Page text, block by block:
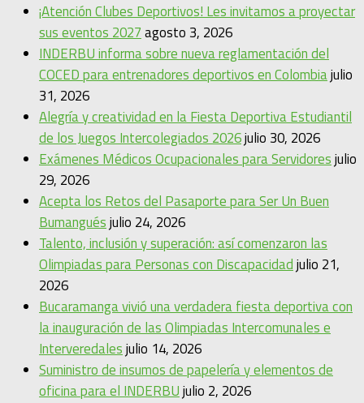
¡Atención Clubes Deportivos! Les invitamos a proyectar
sus eventos 2027agosto 3, 2026
INDERBU informa sobre nueva reglamentación del
COCED para entrenadores deportivos en Colombiajulio
31, 2026
Alegría y creatividad en la Fiesta Deportiva Estudiantil
de los Juegos Intercolegiados 2026julio 30, 2026
Exámenes Médicos Ocupacionales para Servidoresjulio
29, 2026
Acepta los Retos del Pasaporte para Ser Un Buen
Bumanguésjulio 24, 2026
Talento, inclusión y superación: así comenzaron las
Olimpiadas para Personas con Discapacidadjulio 21,
2026
Bucaramanga vivió una verdadera fiesta deportiva con
la inauguración de las Olimpiadas Intercomunales e
Interveredalesjulio 14, 2026
Suministro de insumos de papelería y elementos de
oficina para el INDERBUjulio 2, 2026